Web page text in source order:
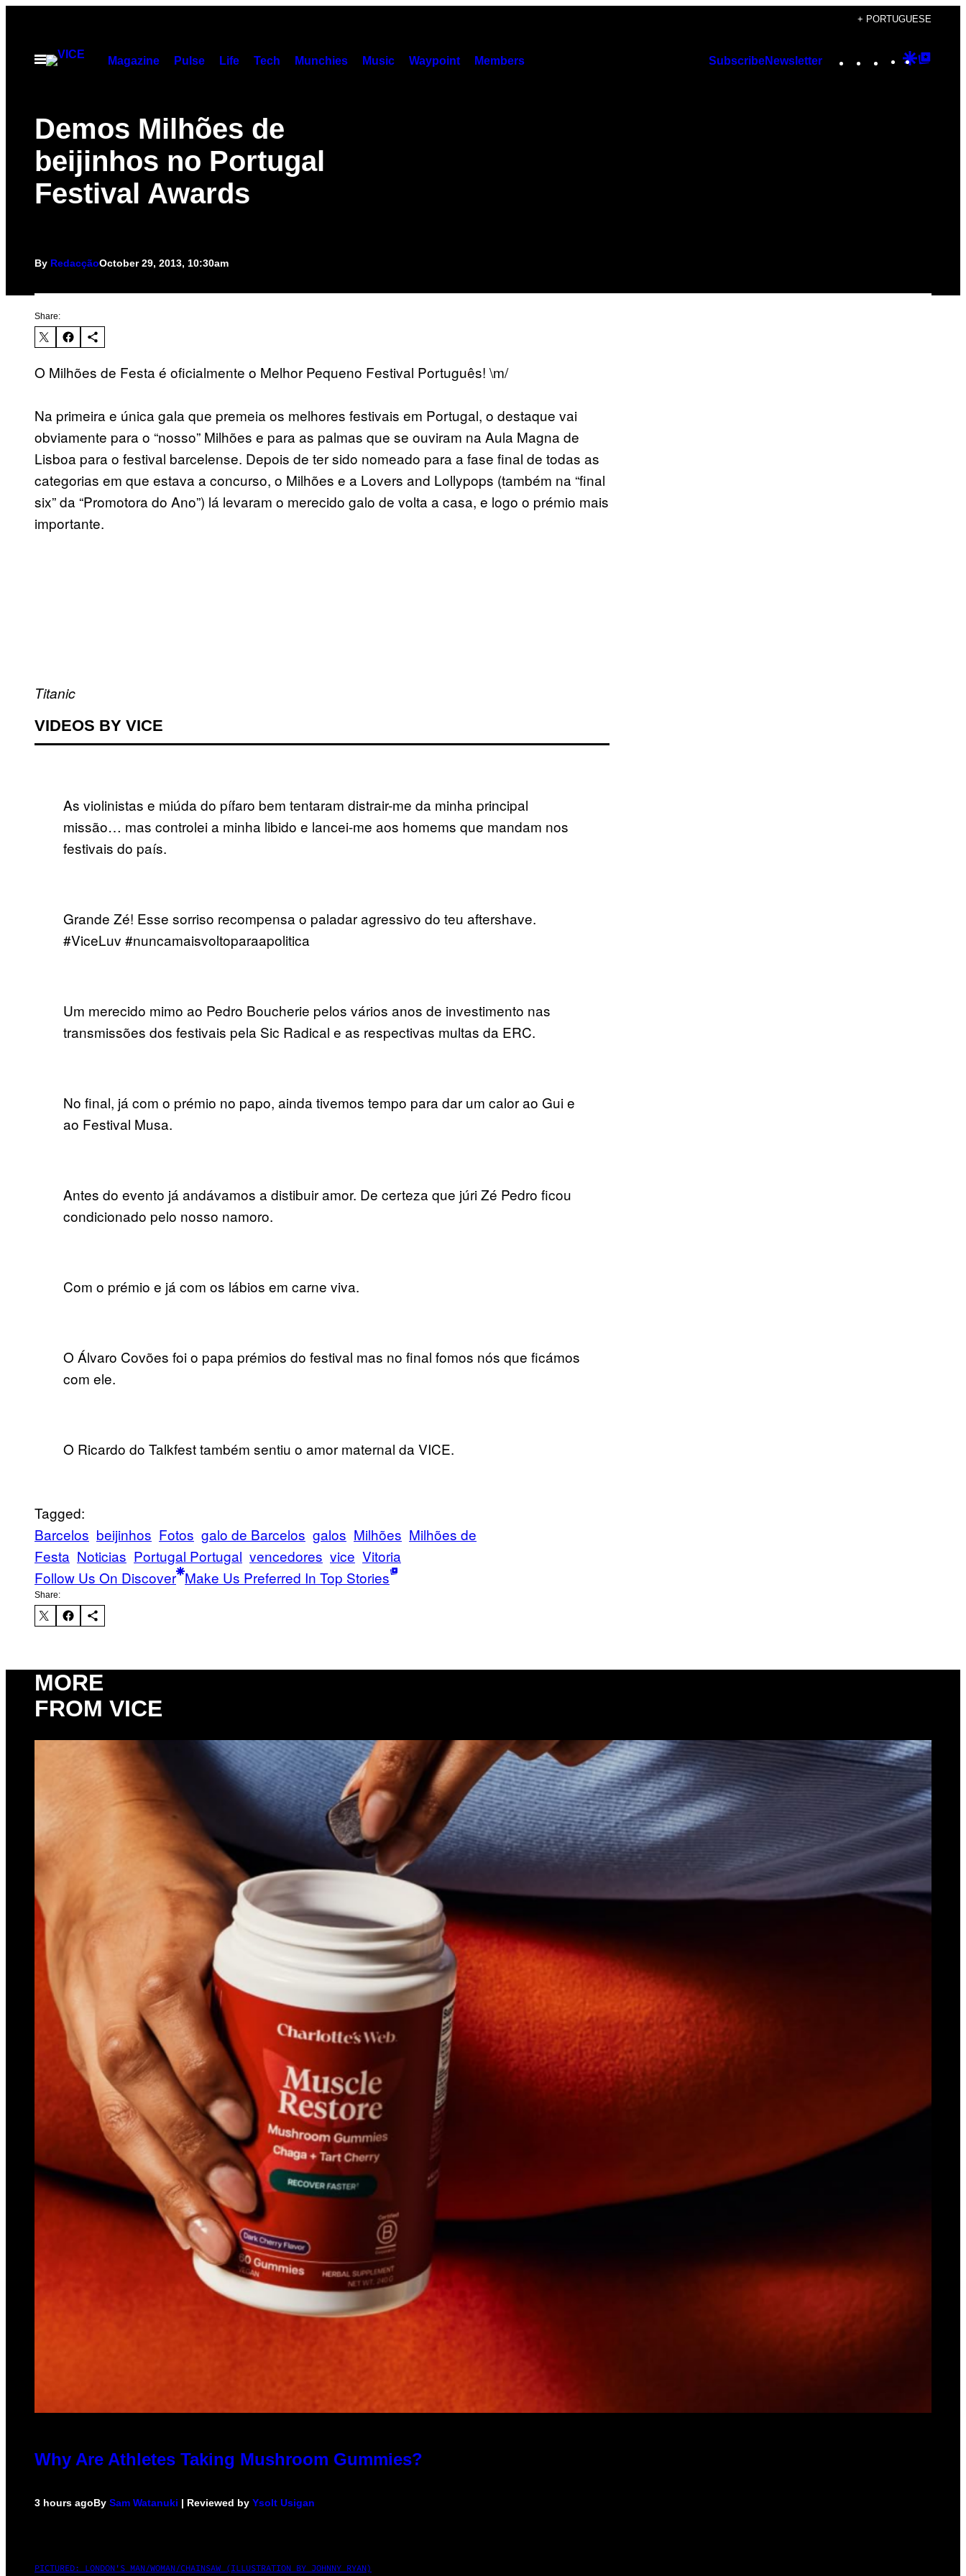
content
+ PORTUGUESE
Open
Magazine Pulse Life Tech Munchies Music Waypoint Members SubscribeNewsletter Instagram
TikTok
YouTube
Google
Demos Milhões de
beijinhos no Portugal
Festival Awards
By RedacçãoOctober 29, 2013, 10:30am
Share:
O Milhões de Festa é oficialmente o Melhor Pequeno Festival Português! \m/
Na primeira e única gala que premeia os melhores festivais em Portugal, o destaque vai
obviamente para o “nosso” Milhões e para as palmas que se ouviram na Aula Magna de
Lisboa para o festival barcelense. Depois de ter sido nomeado para a fase final de todas as
categorias em que estava a concurso, o Milhões e a Lovers and Lollypops (também na “final
six” da “Promotora do Ano”) lá levaram o merecido galo de volta a casa, e logo o prémio mais
importante.
Titanic
VIDEOS BY VICE
As violinistas e miúda do pífaro bem tentaram distrair-me da minha principal
missão… mas controlei a minha libido e lancei-me aos homems que mandam nos
festivais do país.
Grande Zé! Esse sorriso recompensa o paladar agressivo do teu aftershave.
#ViceLuv #nuncamaisvoltoparaapolitica
Um merecido mimo ao Pedro Boucherie pelos vários anos de investimento nas
transmissões dos festivais pela Sic Radical e as respectivas multas da ERC.
No final, já com o prémio no papo, ainda tivemos tempo para dar um calor ao Gui e
ao Festival Musa.
Antes do evento já andávamos a distibuir amor. De certeza que júri Zé Pedro ficou
condicionado pelo nosso namoro.
Com o prémio e já com os lábios em carne viva.
O Álvaro Covões foi o papa prémios do festival mas no final fomos nós que ficámos
com ele.
O Ricardo do Talkfest também sentiu o amor maternal da VICE.
Tagged:
Barcelos beijinhos Fotos galo de Barcelos galos Milhões Milhões de
Festa Noticias Portugal Portugal vencedores vice Vitoria
Follow Us On Discover Make Us Preferred In Top Stories
Share:
MORE
FROM VICE
Why Are Athletes Taking Mushroom Gummies?
3 hours agoBy Sam Watanuki | Reviewed by Ysolt Usigan
PICTURED: LONDON'S MAN/WOMAN/CHAINSAW (ILLUSTRATION BY JOHNNY RYAN)